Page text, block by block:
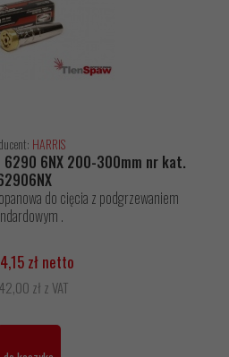
HARRIS
6290 6NX 200-300mm nr kat.
do cięcia z podgrzewaniem
.
zł netto
42,00 zł z VAT